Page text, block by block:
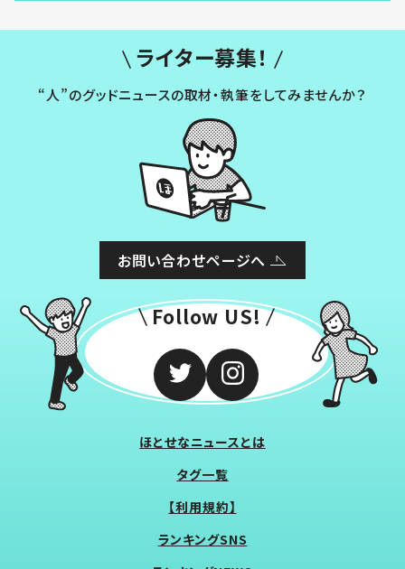
ライター募集！
“人”のグッドニュースの取材・執筆をしてみませんか？
お問い合わせページへ
Follow US!
ほとせなニュースとは
タグ一覧
【利用規約】
ランキングSNS